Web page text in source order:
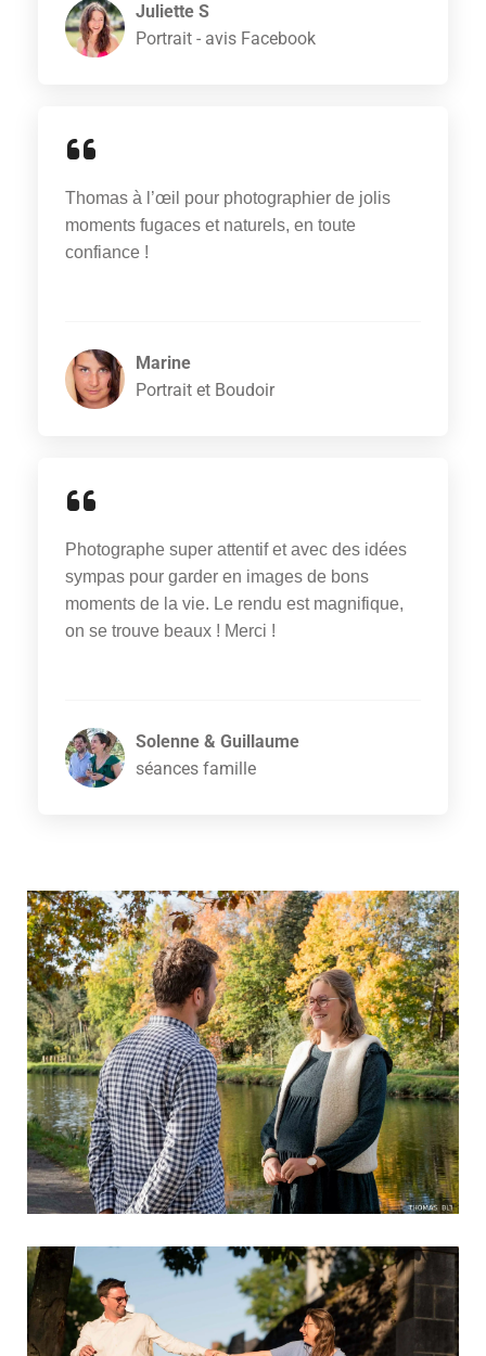
Juliette S
Portrait - avis Facebook
Thomas à l’œil pour photographier de jolis
moments fugaces et naturels, en toute
confiance !
Marine
Portrait et Boudoir
Photographe super attentif et avec des idées
sympas pour garder en images de bons
moments de la vie. Le rendu est magnifique,
on se trouve beaux ! Merci !
Solenne & Guillaume
séances famille